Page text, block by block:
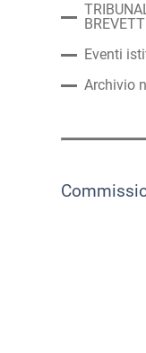
Eventi
Archivio